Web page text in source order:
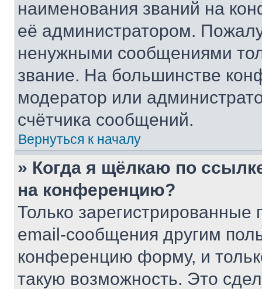
наименования званий на
её администратором.
ненужными сообщениями
звание. На большинстве
модератор или
счётчика сообщений.
Вернуться к началу
» Когда я щёлкаю по
на конференцию?
Только зарегистрированные
email-сообщения другим
конференцию форму, и
такую возможность. Это